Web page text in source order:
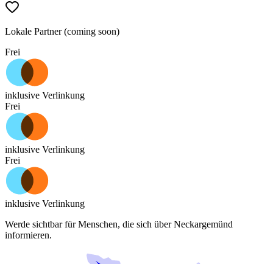
Lokale Partner (coming soon)
Frei
inklusive Verlinkung
Frei
inklusive Verlinkung
Frei
inklusive Verlinkung
Werde sichtbar für Menschen, die sich überNeckargemünd
informieren.